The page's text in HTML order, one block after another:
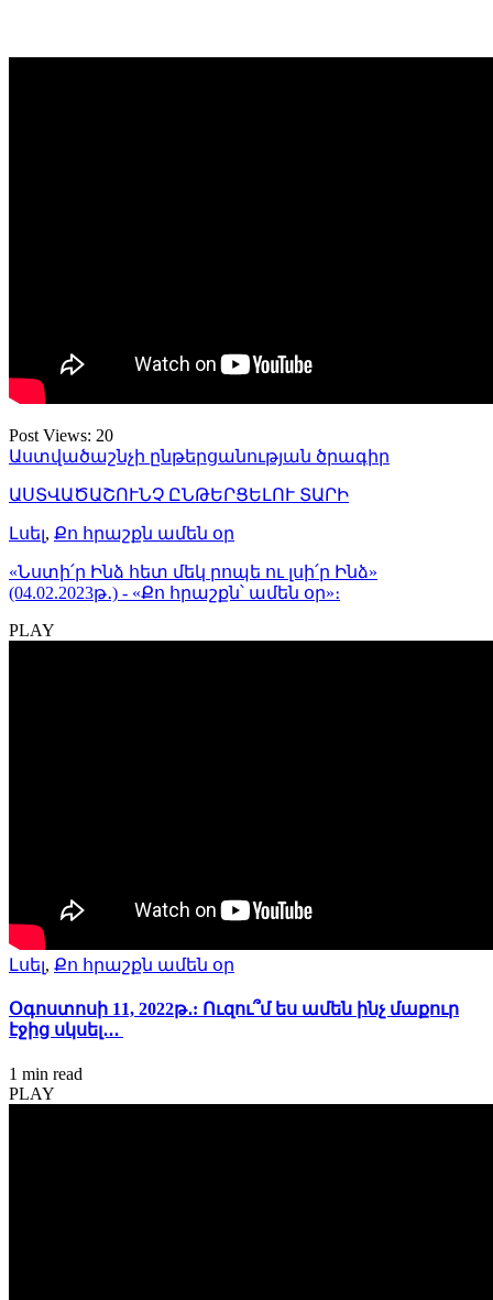
Post Views: 20
Աստվածաշնչի ընթերցանության ծրագիր
ԱՍՏՎԱԾԱՇՈՒՆՉ ԸՆԹԵՐՑԵԼՈՒ ՏԱՐԻ
Լսել, Քո հրաշքն ամեն օր
«Նստի՛ր Ինձ հետ մեկ րոպե ու լսի՛ր Ինձ»
(04.02.2023թ․) - «Քո հրաշքն՝ ամեն օր»։
PLAY
Լսել, Քո հրաշքն ամեն օր
Օգոստոսի 11, 2022թ․: Ուզու՞մ ես ամեն ինչ մաքուր
էջից սկսել․․․
1 min read
PLAY